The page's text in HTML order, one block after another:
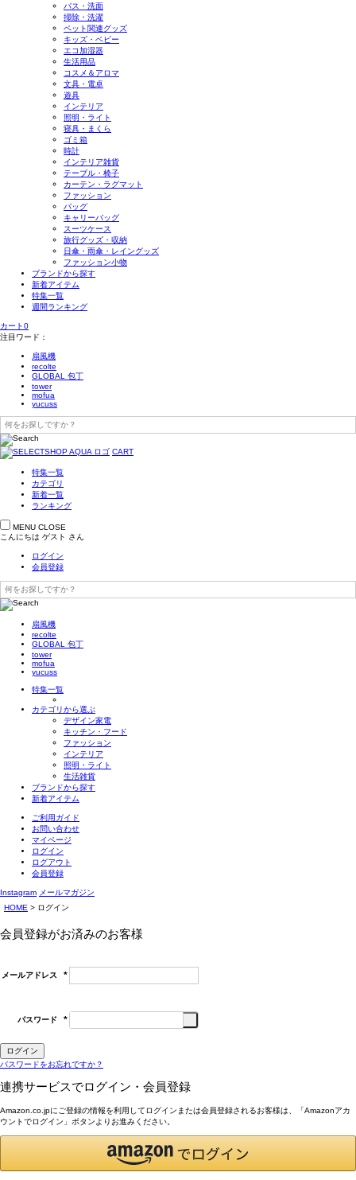
バス・洗面
掃除・洗濯
ペット関連グッズ
キッズ・ベビー
エコ加湿器
生活用品
コスメ＆アロマ
文具・電卓
遊具
インテリア
照明・ライト
寝具・まくら
ゴミ箱
時計
インテリア雑貨
テーブル・椅子
カーテン・ラグマット
ファッション
バッグ
キャリーバッグ
スーツケース
旅行グッズ・収納
日傘・雨傘・レイングッズ
ファッション小物
ブランドから探す
新着アイテム
特集一覧
週間ランキング
カート0
注目ワード：
扇風機
recolte
GLOBAL 包丁
tower
mofua
yucuss
CART
特集一覧
カテゴリ
新着一覧
ランキング
MENU CLOSE
こんにちは ゲスト さん
ログイン
会員登録
扇風機
recolte
GLOBAL 包丁
tower
mofua
yucuss
特集一覧
カテゴリから選ぶ
デザイン家電
キッチン・フード
ファッション
インテリア
照明・ライト
生活雑貨
ブランドから探す
新着アイテム
ご利用ガイド
お問い合わせ
マイページ
ログイン
ログアウト
会員登録
Instagram メールマガジン
HOME
ログイン
会員登録がお済みのお客様
メールアドレス
(必
パスワード
ログイン
パスワードをお忘れですか？
連携サービスでログイン・会員登録
Amazon.co.jpにご登録の情報を利用してログインまたは会員登録されるお客様は、「Amazonアカ
ウントでログイン」ボタンよりお進みください。